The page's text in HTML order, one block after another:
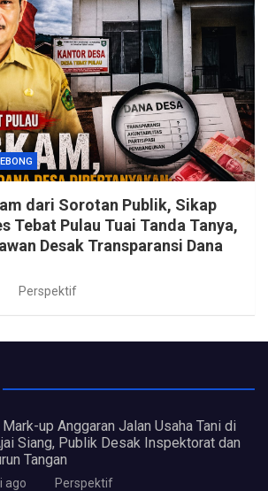
dari Sorotan Publik, Sikap
Tebat Pulau Tuai Tanda Tanya,
Desak Transparansi Dana
Perspektif
up Anggaran Jalan Usaha Tani di
Siang, Publik Desak Inspektorat dan
Tangan
ago Perspektif